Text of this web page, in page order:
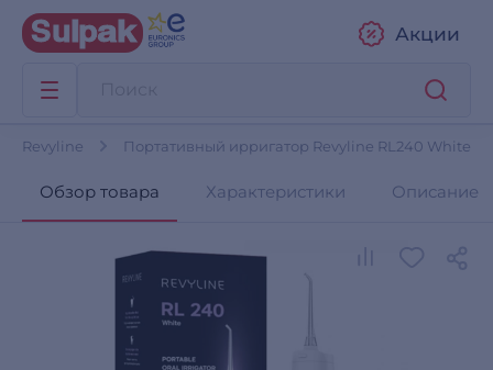
Акции
Revyline Портативный ирригатор Revyline RL240 White
Обзор товара Характеристики Описание